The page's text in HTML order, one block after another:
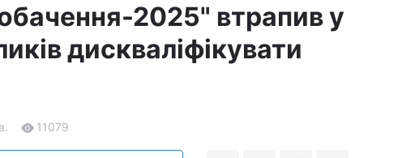
2025" втрапив у
дискваліфікувати
11079